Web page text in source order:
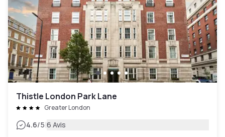
Thistle London Park Lane
Greater London
4.6/5|6 Avis